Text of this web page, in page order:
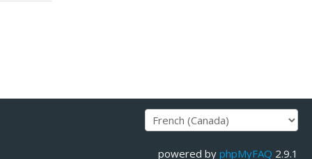
powered by phpMyFAQ 2.9.1